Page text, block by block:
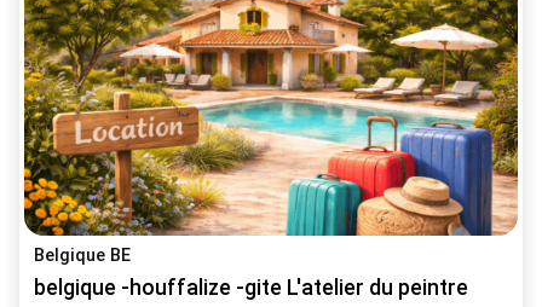
Belgique BE
belgique -houffalize -gite L'atelier du peintre